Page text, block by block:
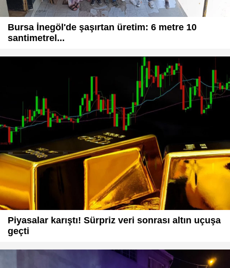
Bursa İnegöl'de şaşırtan üretim: 6 metre 10
santimetrel...
Piyasalar karıştı! Sürpriz veri sonrası altın uçuşa
geçti